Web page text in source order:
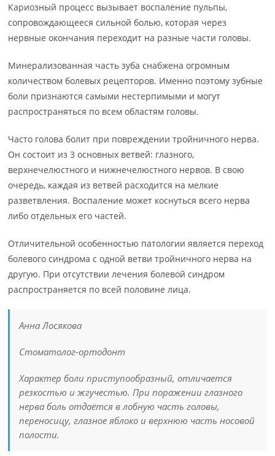
Кариозный процесс вызывает воспаление пульпы,
сопровождающееся сильной болью, которая через
нервные окончания переходит на разные части головы.
Минерализованная часть зуба снабжена огромным
количеством болевых рецепторов. Именно поэтому зубные
боли признаются самыми нестерпимыми и могут
распространяться по всем областям головы.
Часто голова болит при повреждении тройничного нерва.
Он состоит из 3 основных ветвей: глазного,
верхнечелюстного и нижнечелюстного нервов. В свою
очередь, каждая из ветвей расходится на мелкие
разветвления. Воспаление может коснуться всего нерва
либо отдельных его частей.
Отличительной особенностью патологии является переход
болевого синдрома с одной ветви тройничного нерва на
другую. При отсутствии лечения болевой синдром
распространяется по всей половине лица.
Анна Лосякова
Стоматолог-ортодонт
Характер боли приступообразный, отличается
резкостью и жгучестью. При поражении глазного
нерва боль отдаётся в лобную часть головы,
переносицу, глазное яблоко и верхнюю часть носовой
полости.